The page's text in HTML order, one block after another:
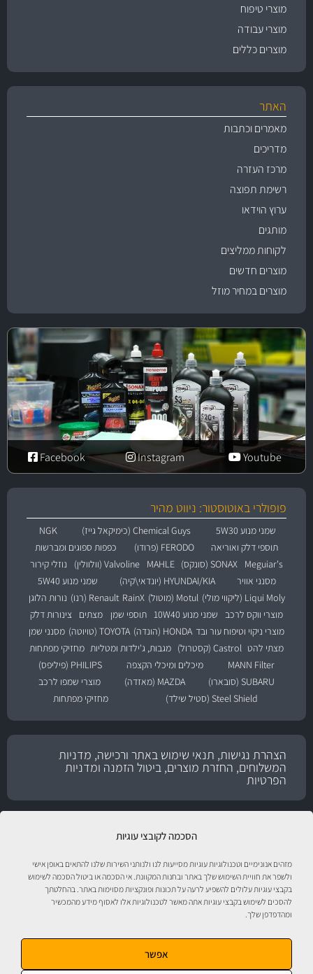
הסכמה לקובצי עוגיות
מזהים אנונימיים וטכנולוגיות עוגיות מסייעות לנו ולנותני השירות שלנו להתאים באופן אישי
ולשפר את חוויית השימוש שלך באתר ובחנות המקוונת. אי הסכמה או ביטול הסכמה לשימוש
בקבצי עוגיות עלולים להשפיע לרעה על תכונות ופונקציות מסוימות באתר. בהחלטתך
להסכים לשימוש בקבצי עוגיות אתה מאשר לטכנולוגיות אלו לאסוף מידע מהמכשיר
ומהדפדפן שלך.
אפשר
מוצרי טיפוח
מוצרי עבודה
מוצרים כללים
האתר
מאמרים וכתבות
מדריכים
מרכז העזרה
רשימת תפוצה
ערוץ הוידאו
מותגים
לקוחות ממליצים
מוצרים חדשים
מוצרים במחיר מוזל
Youtube
Instagram
Facebook
פופולרי באוטוסטור: ניווט מהיר
שמני מנוע 5W30 Chemical Guys (כימיקאל גייז)
NGK
תוספי דלק ואוריאה
FERODO (פרודו)
כפפות ספוגים ומברשות
Meguiar's
SONAX (סונקס) MAHLE Valvoline (וולוולין)
נוזלי קירור
מסנני אוויר
HYUNDAI/KIA (יונדאי\קיה)
שמני מנוע 5W40
Liqui Moly (ליקווי מולי)
Motul (מוטול) RainX Renault (רנו)
נורות הלוגן
מוצרי ווקס לרכב
שמני מנוע 10W40 תוספי שמן מצתים
צינורות דלק
מוצרי ניקוי וטיפוח עור ובד HONDA (הונדה) TOYOTA (טויוטה)
מסנני שמן
מצתי להט Castrol (קסטרול) מגבות, ג'ילדות ומטליות מחזיקי מפתחות
MANN Filter
מיכלים ומיכלי הקצפה
PHILIPS (פיליפס)
SUBARU (סובארו)
MAZDA (מאזדה)
מוצרי שמפו לרכב
Steel Shield (סטיל שילד)
מחזיקי מפתחות
הצהרת נגישות, תנאי שימוש באתר ורכישה, מדניות
המשלוחים, החזרת מוצרים, ביטול הזמנה ומדניות
הפרטיות